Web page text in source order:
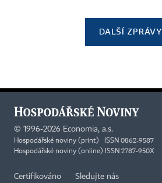
DALŠÍ ZPRÁVY
© 1996-2026 Economia, a.s.
Hospodářské noviny (print) ISSN 0862-9587
Hospodářské noviny (online) ISSN 2787-950X
Certifikováno Sledujte nás